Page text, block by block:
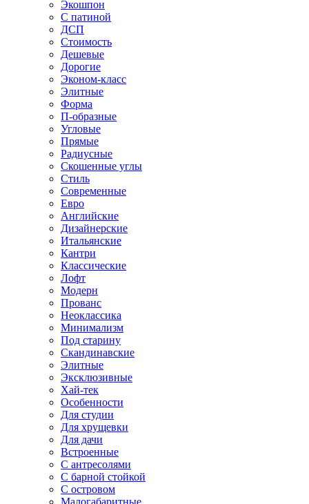
Экошпон
С патиной
ДСП
Стоимость
Дешевые
Дорогие
Эконом-класс
Элитные
Форма
П-образные
Угловые
Прямые
Радиусные
Скошенные углы
Стиль
Современные
Евро
Английские
Дизайнерские
Итальянские
Кантри
Классические
Лофт
Модерн
Прованс
Неоклассика
Минимализм
Под старину
Скандинавские
Элитные
Эксклюзивные
Хай-тек
Особенности
Для студии
Для хрущевки
Для дачи
Встроенные
С антресолями
С барной стойкой
С островом
Малогабаритные